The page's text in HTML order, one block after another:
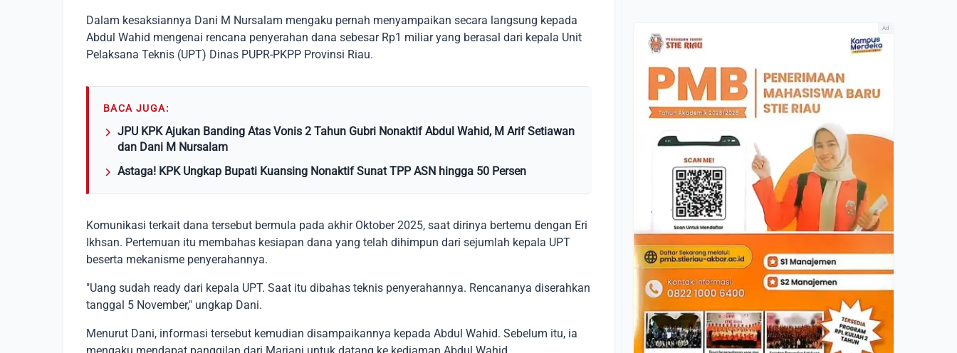
Dalam kesaksiannya Dani M Nursalam mengaku pernah menyampaikan secara langsung kepada
Abdul Wahid mengenai rencana penyerahan dana sebesar Rp1 miliar yang berasal dari kepala Unit
Pelaksana Teknis (UPT) Dinas PUPR-PKPP Provinsi Riau.
BACA JUGA:
JPU KPK Ajukan Banding Atas Vonis 2 Tahun Gubri Nonaktif Abdul Wahid, M Arif Setiawan
dan Dani M Nursalam
Astaga! KPK Ungkap Bupati Kuansing Nonaktif Sunat TPP ASN hingga 50 Persen
Komunikasi terkait dana tersebut bermula pada akhir Oktober 2025, saat dirinya bertemu dengan Eri
Ikhsan. Pertemuan itu membahas kesiapan dana yang telah dihimpun dari sejumlah kepala UPT
beserta mekanisme penyerahannya.
"Uang sudah ready dari kepala UPT. Saat itu dibahas teknis penyerahannya. Rencananya diserahkan
tanggal 5 November," ungkap Dani.
Menurut Dani, informasi tersebut kemudian disampaikannya kepada Abdul Wahid. Sebelum itu, ia
Ad